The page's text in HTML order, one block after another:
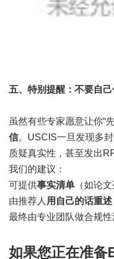
五、 特别提醒：不要自己
虽然有些专家愿意让你“
信。USCIS一旦发现多
质疑真实性，甚至发出
我们的建议：
可提供事实清单 （如论
由推荐人 用自己的话重述
最终由专业团队做合规性
如果您正在准